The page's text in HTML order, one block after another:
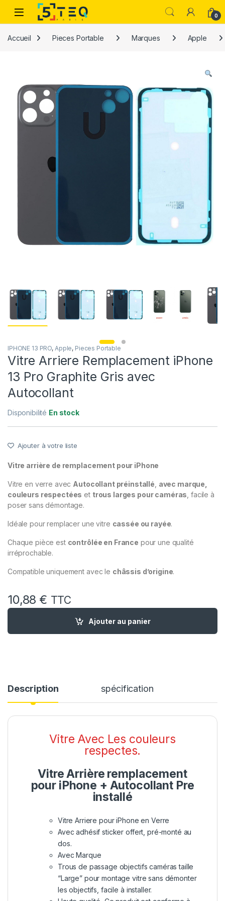
Passer à la navigation
Aller au contenu
0
Accueil Pieces Portable Marques Apple
IPHONE 13 PRO, Apple, Pieces Portable
Vitre Arriere Remplacement iPhone
13 Pro Graphite Gris avec
Autocollant
Disponibilité En stock
Ajouter à votre liste
Vitre arrière de remplacement pour iPhone
Vitre en verre avec Autocollant préinstallé avec marque,
couleurs respectées et trous larges pour caméras , facile à
poser sans démontage.
Idéale pour remplacer une vitre cassée ou rayée.
Chaque pièce est contrôlée en France pour une qualité
irréprochable.
Compatible uniquement avec le châssis d’origine.
10,88 € TTC
quantité de Vitre Arriere Remplacement iPhone 13 Pro
Ajouter au panier
Description spécification
Vitre Avec Les couleurs
respectes.
Vitre Arrière remplacement
pour iPhone + Autocollant Pre
installé
Vitre Arriere pour iPhone en Verre
Avec adhésif sticker offert, pré-monté au
dos.
Avec Marque
Trous de passage objectifs caméras taille
“Large” pour montage vitre sans démonter
les objectifs, facile à installer.